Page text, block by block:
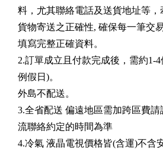
料，尤其聯絡電話及送貨地址等，
貨物寄送之正確性, 確保每一筆交
填寫完整正確資料。
2.訂單成立且付款完成後，需約1-
例假日)。
外島不配送。
3.全省配送 偏遠地區需加跨區費
流聯絡約定的時間為準
4.冷氣 液晶電視價格皆(含運)不含